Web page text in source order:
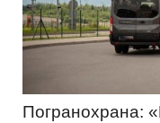
Погранохрана: